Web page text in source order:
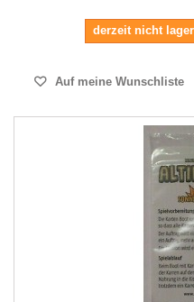
derzeit nicht
Auf meine Wunschliste